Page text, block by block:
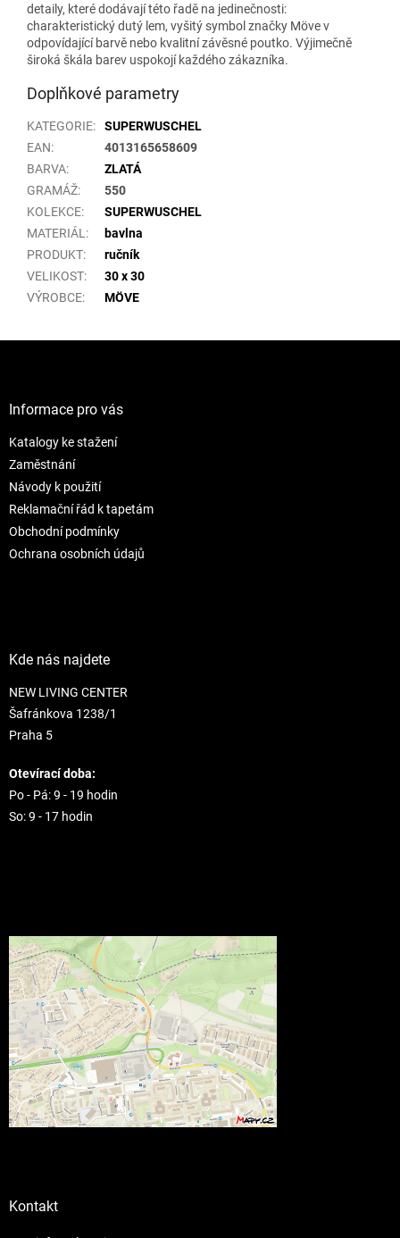
detaily, které dodávají této řadě na jedinečnosti:
charakteristický dutý lem, vyšitý symbol značky Möve v
odpovídající barvě nebo kvalitní závěsné poutko. Výjimečně
široká škála barev uspokojí každého zákazníka.
Doplňkové parametry
KATEGORIE:
SUPERWUSCHEL
EAN:
4013165658609
BARVA:
ZLATÁ
GRAMÁŽ:
550
KOLEKCE:
SUPERWUSCHEL
MATERIÁL :
bavlna
PRODUKT:
ručník
VELIKOST:
30 x 30
VÝROBCE: MÖVE
Informace pro vás
Katalogy ke stažení
Zaměstnání
Návody k použití
Reklamační řád k tapetám
Obchodní podmínky
Ochrana osobních údajů
Kde nás najdete
NEW LIVING CENTER
Šafránkova 1238/1
Praha 5
Otevírací doba:
Po - Pá: 9 - 19 hodin
So: 9 - 17 hodin
Kontakt